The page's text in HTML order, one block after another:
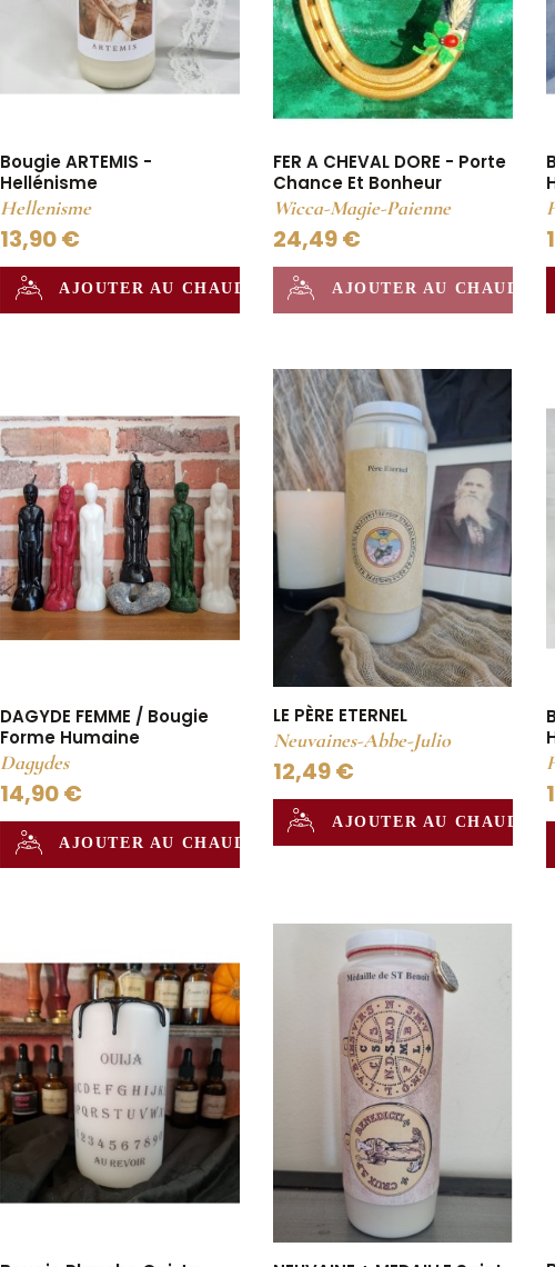
Bougie ARTEMIS -
Hellénisme
Hellenisme
13,90 €
AJOUTER AU CHAUDRON
FER A CHEVAL DORE - Porte
Chance Et Bonheur
Wicca-Magie-Paienne
24,49 €
AJOUTER AU CHAUDRON
DAGYDE FEMME / Bougie
Forme Humaine
Dagydes
14,90 €
AJOUTER AU CHAUDRON
LE PÈRE ETERNEL
Neuvaines-Abbe-Julio
12,49 €
AJOUTER AU